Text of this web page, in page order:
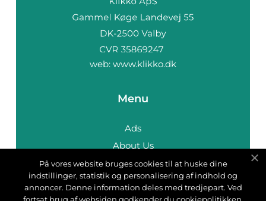
web: www.klikko.dk
Menu
Ads
About Us
Cookies
Contact
Sitemap
På vores website bruges cookies til at huske dine
indstillinger, statistik og personalisering af indhold og
annoncer. Denne information deles med tredjepart. Ved